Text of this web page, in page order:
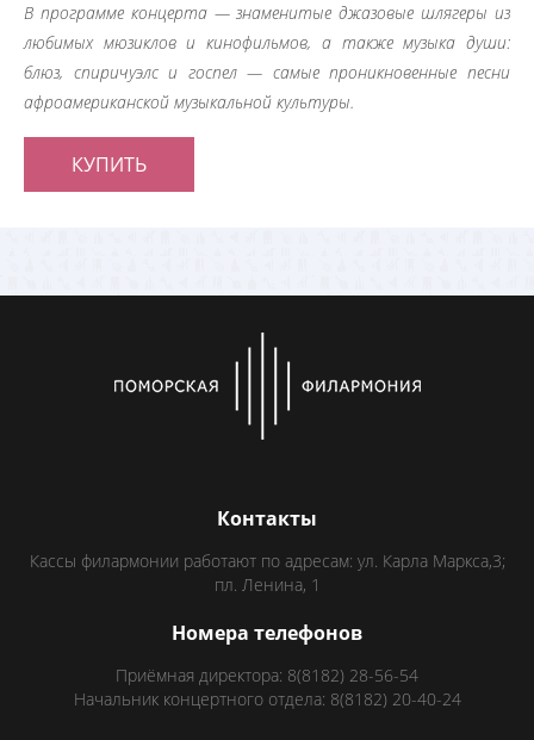
В программе концерта — знаменитые джазовые шлягеры из
любимых мюзиклов и кинофильмов, а также музыка души:
блюз, спиричуэлс и госпел — самые проникновенные песни
афроамериканской музыкальной культуры.
КУПИТЬ
Контакты
Кассы филармонии работают по адресам: ул. Карла Маркса,3;
пл. Ленина, 1
Номера телефонов
Приёмная директора: 8(8182) 28-56-54
Начальник концертного отдела: 8(8182) 20-40-24